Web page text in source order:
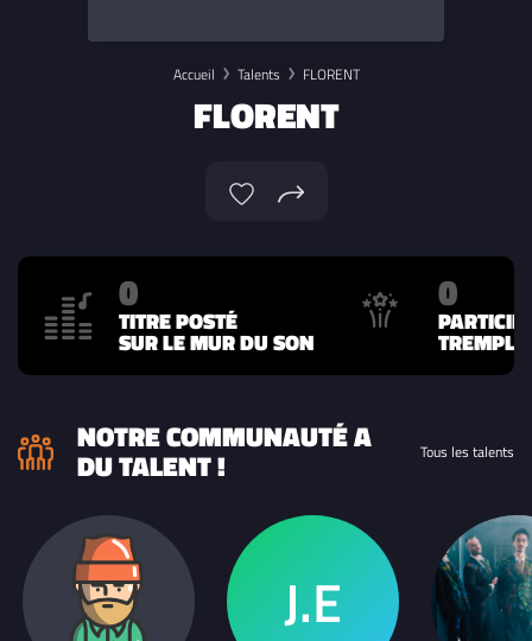
Accueil Talents FLORENT
FLORENT
0
TITRE POSTÉ
SUR LE MUR DU SON
0
NOTRE COMMUNAUTÉ A
DU TALENT ! Tous les talents